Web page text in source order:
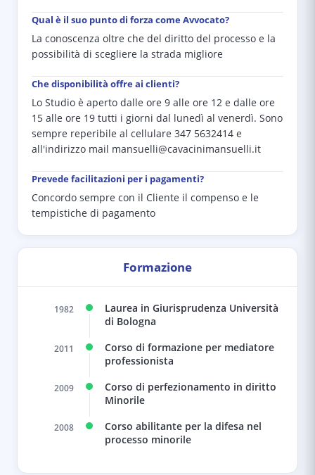
Qual è il suo punto di forza come Avvocato?
La conoscenza oltre che del diritto del processo e la
possibilità di scegliere la strada migliore
Che disponibilità offre ai clienti?
Lo Studio è aperto dalle ore 9 alle ore 12 e dalle ore
15 alle ore 19 tutti i giorni dal lunedì al venerdì. Sono
sempre reperibile al cellulare 347 5632414 e
all'indirizzo mail mansuelli@cavacinimansuelli.it
Prevede facilitazioni per i pagamenti?
Concordo sempre con il Cliente il compenso e le
tempistiche di pagamento
Formazione
1982
Laurea in Giurisprudenza Università
di Bologna
2011
Corso di formazione per mediatore
professionista
2009
Corso di perfezionamento in diritto
Minorile
2008
Corso abilitante per la difesa nel
processo minorile